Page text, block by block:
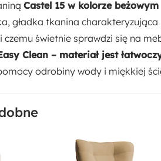
Castel 15 w kolorze beżowym
gładka tkanina
czemu świetnie sprawdzi się na
Clean – materiał jest
odrobiny wody i miękkiej